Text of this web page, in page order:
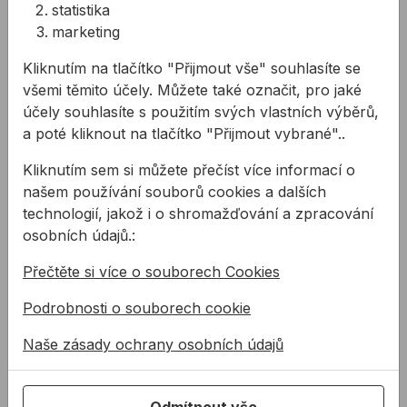
Přesný kotouč na kvalitní
řezy do všech druhů dřeva.
od871,44 Kč
390,10 Kč
390,10Kč s DPH
plísním. Tmel se v ...
od 246,61 Kč
246,61Kč s DPH
Na skladě
Expanzní páska ISO-BLOCO 600
NÍZKÁ CENA
Expanzní páska ISO-
BLOCO 600
statistika
marketing
Kliknutím na tlačítko "Přijmout vše" souhlasíte se
všemi těmito účely. Můžete také označit, pro jaké
účely souhlasíte s použitím svých vlastních výběrů,
a poté kliknout na tlačítko "Přijmout vybrané"..
Kliknutím sem si můžete přečíst více informací o
našem používání souborů cookies a dalších
technologií, jakož i o shromažďování a zpracování
osobních údajů.:
Přečtěte si více o souborech Cookies
Podrobnosti o souborech cookie
Naše zásady ochrany osobních údajů